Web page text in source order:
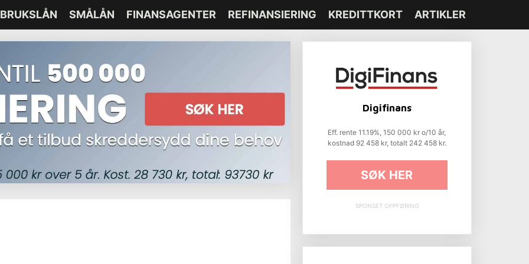
SMÅLÅN FINANSAGENTER REFINANSIERING KREDITTKORT ARTIKLER
Digifinans
Eff. rente 11.19%, 150 000 kr o/10 år,
kostnad 92 458 kr, totalt 242 458 kr.
SØK HER
SPONSET OPPFØRING